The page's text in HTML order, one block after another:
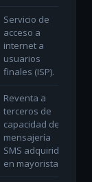
Servicio de
acceso a
internet a
usuarios
finales (ISP).
Reventa a
terceros de
capacidad de
mensajería
SMS adquirida
en mayorista.